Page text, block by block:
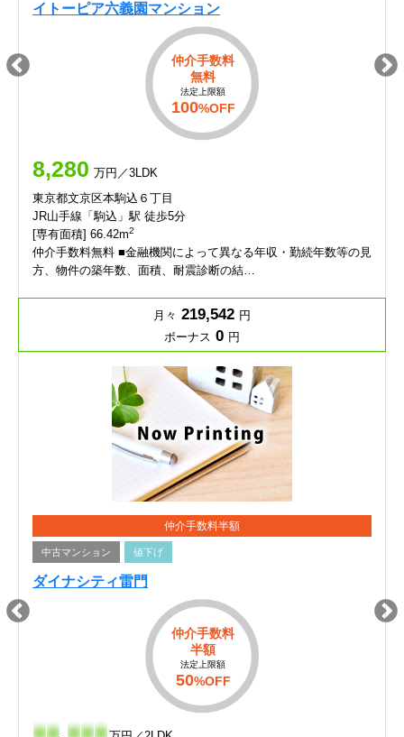
イトーピア六義園マンション
仲介手数料
無料
法定上限額
100%OFF
8,280 万円／3LDK
東京都文京区本駒込６丁目
JR山手線「駒込」駅 徒歩5分
[専有面積] 66.42m2
仲介手数料無料 ■金融機関によって異なる年収・勤続年数等の見
方、物件の築年数、面積、耐震診断の結…
月々 219,542 円
ボーナス 0 円
仲介手数料半額
中古マンション 値下げ
ダイナシティ雷門
仲介手数料
半額
法定上限額
50%OFF